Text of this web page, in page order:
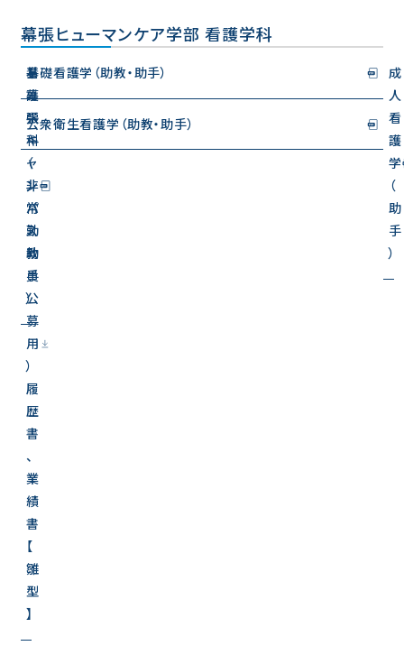
幕張ヒューマンケア学部 看護学科
（
幕
張
キ
ャ
ン
パ
ス
教
員
公
募
用
）
履
歴
書
、
業
績
書
【
雛
型
】
看
護
学
科
（
非
常
勤
助
手
）
基礎看護学（助教・助手）
公衆衛生看護学（助教・助手）
成
人
看
護
学
（
助
手
）